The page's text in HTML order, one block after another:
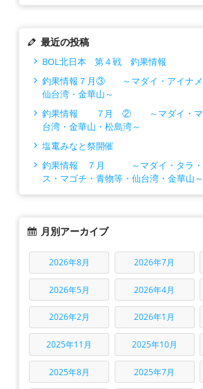
最近の投稿
BOL北日本 第４戦 釣果情報
釣果情報７月③ ～マダイ・アイナメ
仙台湾・金華山～
釣果情報 ７月 ② ～マダイ・マゴ
台湾・金華山・松島湾～
塩竃みなと祭開催
釣果情報 ７月 ～マダイ・タラ・
ス・マゴチ・青物等・仙台湾・金華山～
月別アーカイブ
2026年8月 2026年7月
2026年5月 2026年4月
2026年2月 2026年1月
2025年11月 2025年10月
2025年8月 2025年7月